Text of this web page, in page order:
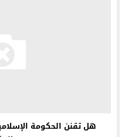
هل تقنن الحكومة